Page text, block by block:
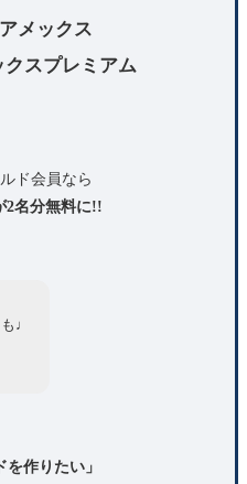
メックス
クスプレミアム
ド会員なら
2名分無料に!!
♩
を作りたい」